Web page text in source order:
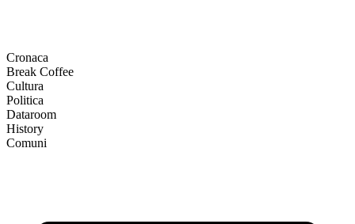
Cronaca
Break Coffee
Cultura
Politica
Dataroom
History
Comuni